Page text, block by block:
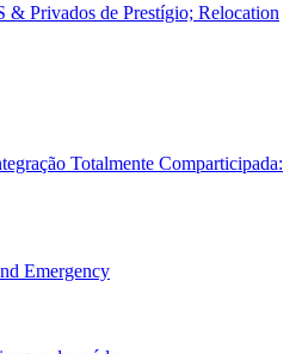
& Privados de Prestígio; Relocation
Totalmente Comparticipada:
Emergency